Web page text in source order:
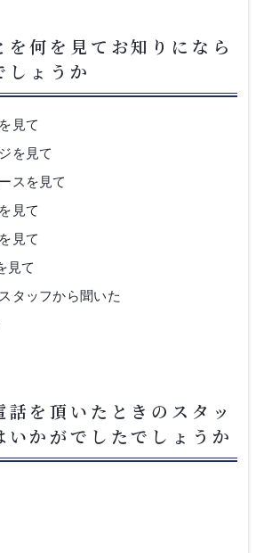
を何を見てお知りになら
しょうか
見て
を見て
スを見て
見て
見て
見て
タッフから聞いた
話を頂いたときのスタッ
いかがでしたでしょうか